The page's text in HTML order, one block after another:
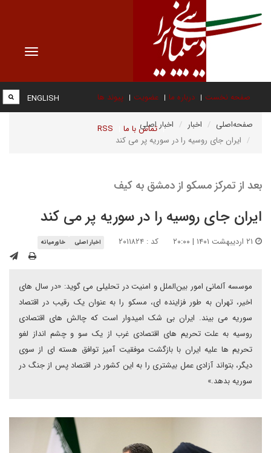
Toggle
صفحه نخست درباره ما عضویت پیوند ها
تماس با ما RSS
ENGLISH
صفحه‌اصلی اخبار
اخبار اصلی
ایران جای روسیه را در سوریه پر می کند
بعد از تمرکز مسکو از دمشق به کیف
ایران جای روسیه را در سوریه پر می کند
کد : ۲۰۱۱۸۲۴ اخبار اصلی خاورمیانه
موسسه آلمانی امور بین‌الملل و امنیت در تحلیلی می گوید: «در سال های
اخیر، تهران به طور فزاینده ای، مسکو را به عنوان یک رقیب در اقتصاد
سوریه می بیند. ایران بی شک امیدوار است که چالش های اقتصادی
روسیه به علت تحریم های اقتصادی غرب از یک سو و چشم انداز لغو
تحریم ها علیه ایران با بازگشت موفقیت آمیز توافق هسته ای از سوی
دیگر، بتواند آزادی عمل بیشتری را به این کشور در اقتصاد پس از جنگ در
سوریه بدهد.»